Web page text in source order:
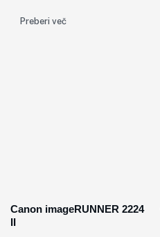
Preberi več
Canon imageRUNNER 2224
II